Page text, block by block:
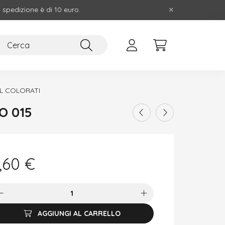
è di 10 euro.
COLORATI
015
€
AGGIUNGI AL CARRELLO